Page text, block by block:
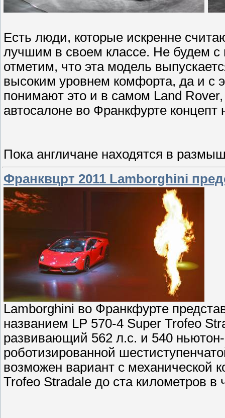
Есть люди, которые искренне
лучшим в своем классе. Не будем с
отметим, что эта модель
высоким уровнем комфорта, да и с
понимают это и в самом Land
автосалоне во Франкфурте концепт
Пока англичане находятся в
Франквцрт 2011 Lamborghini
Lamborghini во Франкфурте
названием LP 570-4 Super Trofeo
развивающий 562 л.с. и 540
роботизированной
возможен вариант с механической
Trofeo Stradale до ста километров в